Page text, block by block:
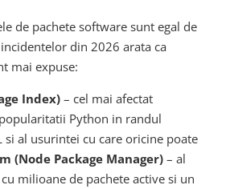
de pachete software sunt egal de
din 2026 arata ca
mai expuse:
Index)– cel mai afectat
Python in randul
si al usurintei cu care oricine poate
(Node Package Manager) – al
milioane de pachete active si un